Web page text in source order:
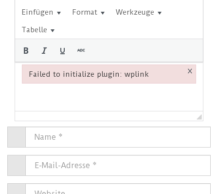
Einfügen
Format
Werkzeuge
Tabelle
Failed to initialize plugin: wplink ×
Failed to initialize plugin: wplink